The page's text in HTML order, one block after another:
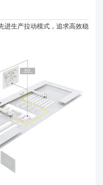
进生产拉动模式，追求高效稳